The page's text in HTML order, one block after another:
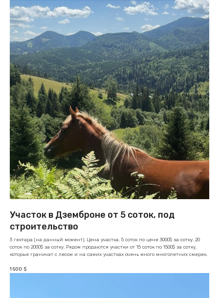
Участок в Дземброне от 5 соток, под
строительство
3 гектара (на данный момент). Цена участка. 5 соток по цене 3000$ за сотку. 20
соток по 2000$ за сотку. Рядом продаются участки от 15 соток по 1500$ за сотку,
которые граничат с лесом и на самих участках очень много многолетних смерек.
1 500 $